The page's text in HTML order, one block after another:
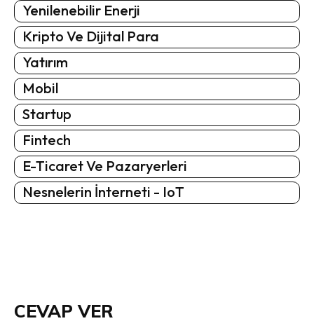
Yenilenebilir Enerji
Kripto Ve Dijital Para
Yatırım
Mobil
Startup
Fintech
E-Ticaret Ve Pazaryerleri
Nesnelerin İnterneti - IoT
CEVAP VER